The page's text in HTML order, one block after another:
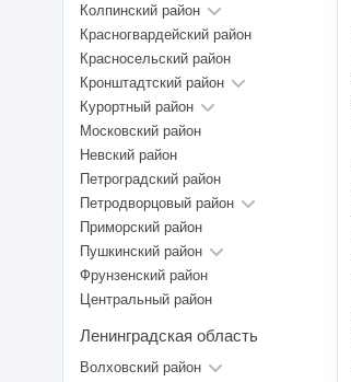
Колпинский район
Красногвардейский район
Красносельский район
Кронштадтский район
Курортный район
Московский район
Невский район
Петроградский район
Петродворцовый район
Приморский район
Пушкинский район
Фрунзенский район
Центральный район
Ленинградская область
Волховский район